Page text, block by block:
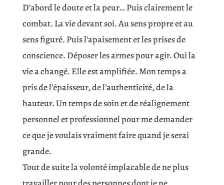
D’abord le doute et la peur… Puis clairement le
combat. La vie devant soi. Au sens propre et au
sens figuré. Puis l’apaisement et les prises de
conscience. Déposer les armes pour agir. Oui la
vie a changé. Elle est amplifiée. Mon temps a
pris de l’épaisseur, de l’authenticité, de la
hauteur. Un temps de soin et de réalignement
personnel et professionnel pour me demander
ce que je voulais vraiment faire quand je serai
grande.
Tout de suite la volonté implacable de ne plus